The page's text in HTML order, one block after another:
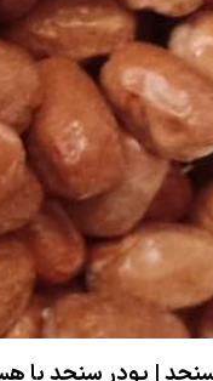
| پودر سنجد با